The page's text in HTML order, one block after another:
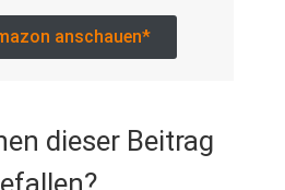
anschauen*
dieser Beitrag